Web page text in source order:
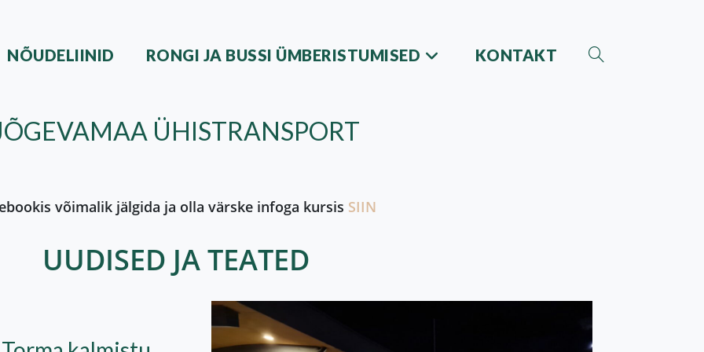
NÕUDELIINID RONGI JA BUSSI ÜMBERISTUMISED KONTAKT Toggle
ÜHISTRANSPORT
võimalik jälgida ja olla värske infoga kursis SIIN
UUDISED JA TEATED